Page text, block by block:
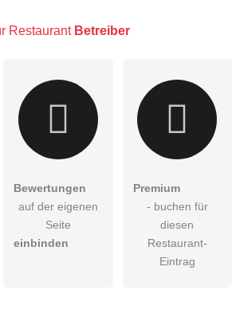
Restaurant Betreiber
Bewertungen
auf der eigenen
Seite
einbinden
Premium
- buchen für
diesen
Restaurant-
Eintrag